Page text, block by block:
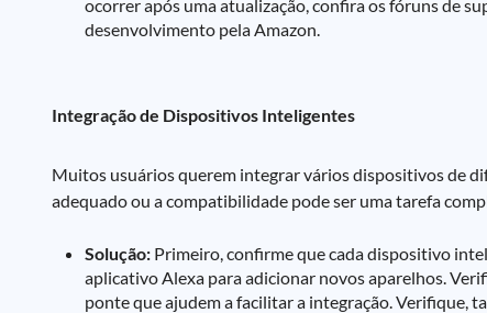
ocorrer após uma atualização, confira os fóruns de
desenvolvimento pela Amazon.
Integração de Dispositivos Inteligentes
Muitos usuários querem integrar vários dispositivos de
adequado ou a compatibilidade pode ser uma tarefa
Solução: Primeiro, confirme que cada dispositivo
aplicativo Alexa para adicionar novos aparelhos.
ponte que ajudem a facilitar a integração. Verifique,